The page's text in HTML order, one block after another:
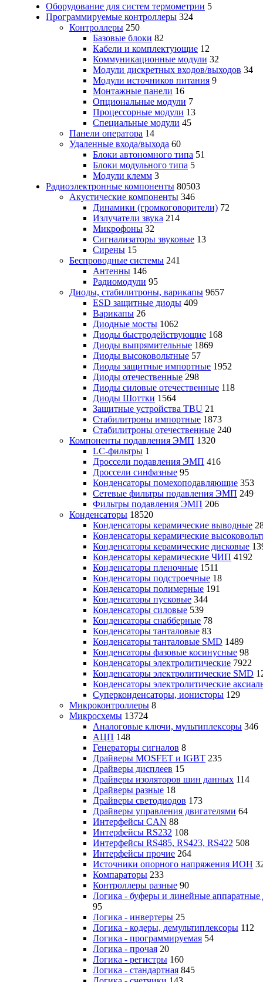
Оборудование для систем термометрии 5
Программируемые контроллеры 324
Контроллеры 250
Базовые блоки 82
Кабели и комплектующие 12
Коммуникационные модули 32
Модули дискретных входов/выходов 34
Модули источников питания 9
Монтажные панели 16
Опциональные модули 7
Процессорные модули 13
Специальные модули 45
Панели оператора 14
Удаленные входа/выхода 60
Блоки автономного типа 51
Блоки модульного типа 5
Модули клемм 3
Радиоэлектронные компоненты 80503
Акустические компоненты 346
Динамики (громкоговорители) 72
Излучатели звука 214
Микрофоны 32
Сигнализаторы звуковые 13
Сирены 15
Беспроводные системы 241
Антенны 146
Радиомодули 95
Диоды, стабилитроны, варикапы 9657
ESD защитные диоды 409
Варикапы 26
Диодные мосты 1062
Диоды быстродействующие 168
Диоды выпрямительные 1869
Диоды высоковольтные 57
Диоды защитные импортные 1952
Диоды отечественные 298
Диоды силовые отечественные 118
Диоды Шоттки 1564
Защитные устройства TBU 21
Стабилитроны импортные 1873
Стабилитроны отечественные 240
Компоненты подавления ЭМП 1320
LC-фильтры 1
Дроссели подавления ЭМП 416
Дроссели синфазные 95
Конденсаторы помехоподавляющие 353
Сетевые фильтры подавления ЭМП 249
Фильтры подавления ЭМП 206
Конденсаторы 18520
Конденсаторы керамические выводные
Конденсаторы керамические
Конденсаторы керамические дисковые
Конденсаторы керамические ЧИП 4192
Конденсаторы пленочные 1511
Конденсаторы подстроечные 18
Конденсаторы полимерные 191
Конденсаторы пусковые 344
Конденсаторы силовые 539
Конденсаторы снабберные 78
Конденсаторы танталовые 83
Конденсаторы танталовые SMD 1489
Конденсаторы фазовые косинусные 98
Конденсаторы электролитические 7922
Конденсаторы электролитические SMD
Конденсаторы электролитические
Суперконденсаторы, ионисторы 129
Микроконтроллеры 8
Микросхемы 13724
Аналоговые ключи, мультиплексоры 346
АЦП 148
Генераторы сигналов 8
Драйверы MOSFET и IGBT 235
Драйверы дисплеев 15
Драйверы изоляторов шин данных 114
Драйверы разные 18
Драйверы светодиодов 173
Драйверы управления двигателями 64
Интерфейсы CAN 88
Интерфейсы RS232 108
Интерфейсы RS485, RS423, RS422 508
Интерфейсы прочие 264
Источники опорного напряжения ИОН
Компараторы 233
Контроллеры разные 90
Логика - буферы и линейные аппаратные
95
Логика - инвертеры 25
Логика - кодеры, демультиплексоры 112
Логика - программируемая 54
Логика - прочая 20
Логика - регистры 160
Логика - стандартная 845